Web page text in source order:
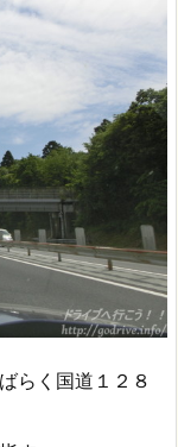
らく国道１２８